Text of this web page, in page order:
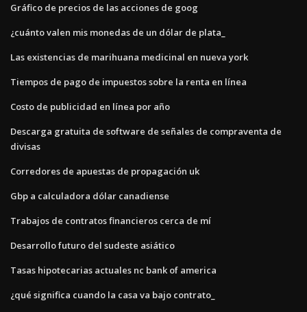
Gráfico de precios de las acciones de goog
¿cuánto valen mis monedas de un dólar de plata_
Las existencias de marihuana medicinal en nueva york
Tiempos de pago de impuestos sobre la renta en línea
Costo de publicidad en línea por año
Descarga gratuita de software de señales de compraventa de
divisas
Corredores de apuestas de propagación uk
Gbp a calculadora dólar canadiense
Trabajos de contratos financieros cerca de mí
Desarrollo futuro del sudeste asiático
Tasas hipotecarias actuales nc bank of america
¿qué significa cuando la casa va bajo contrato_